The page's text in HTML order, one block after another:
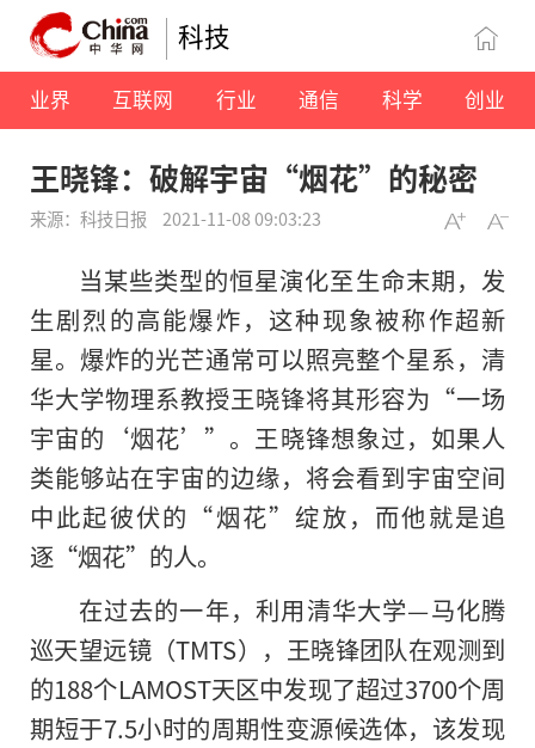
科技
业界 互联网 行业 通信 科学 创业
王晓锋：破解宇宙“烟花”的秘密
来源：科技日报 2021-11-08 09:03:23
当某些类型的恒星演化至生命末期，发
生剧烈的高能爆炸，这种现象被称作超新
星。爆炸的光芒通常可以照亮整个星系，清
华大学物理系教授王晓锋将其形容为“一场
宇宙的‘烟花’”。王晓锋想象过，如果人
类能够站在宇宙的边缘，将会看到宇宙空间
中此起彼伏的“烟花”绽放，而他就是追
逐“烟花”的人。
在过去的一年，利用清华大学—马化腾
巡天望远镜（TMTS），王晓锋团队在观测到
的188个LAMOST天区中发现了超过3700个周
期短于7.5小时的周期性变源候选体，该发现